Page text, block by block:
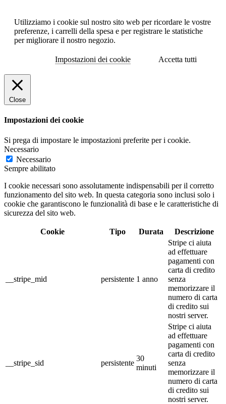
Utilizziamo i cookie sul nostro sito web per ricordare le vostre
preferenze, i carrelli della spesa e per registrare le statistiche
per migliorare il nostro negozio.
Impostazioni dei cookie Accetta tutti
Close
Impostazioni dei cookie
Si prega di impostare le impostazioni preferite per i cookie.
Necessario
Necessario
Sempre abilitato
I cookie necessari sono assolutamente indispensabili per il corretto
funzionamento del sito web. In questa categoria sono inclusi solo i
cookie che garantiscono le funzionalità di base e le caratteristiche di
sicurezza del sito web.
Cookie Tipo Durata Descrizione
__stripe_mid persistente 1 anno
Stripe ci aiuta
ad effettuare
pagamenti con
carta di credito
senza
memorizzare il
numero di carta
di credito sui
nostri server.
__stripe_sid persistente
30
minuti
Stripe ci aiuta
ad effettuare
pagamenti con
carta di credito
senza
memorizzare il
numero di carta
di credito sui
nostri server.